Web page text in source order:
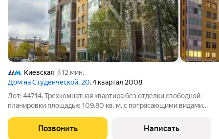
Киевская
12 мин.
Дом на Студенческой, 20, 4 квартал 2008
Лот: 44714. Трехкомнатная квартира без отделки свободной
планировки площадью 109,80 кв. м. с потрясающими видами
планировка: гостиная, две спальни, кухня, прихожая,
гардеробная, гостевой санузел,
Позвонить Написать